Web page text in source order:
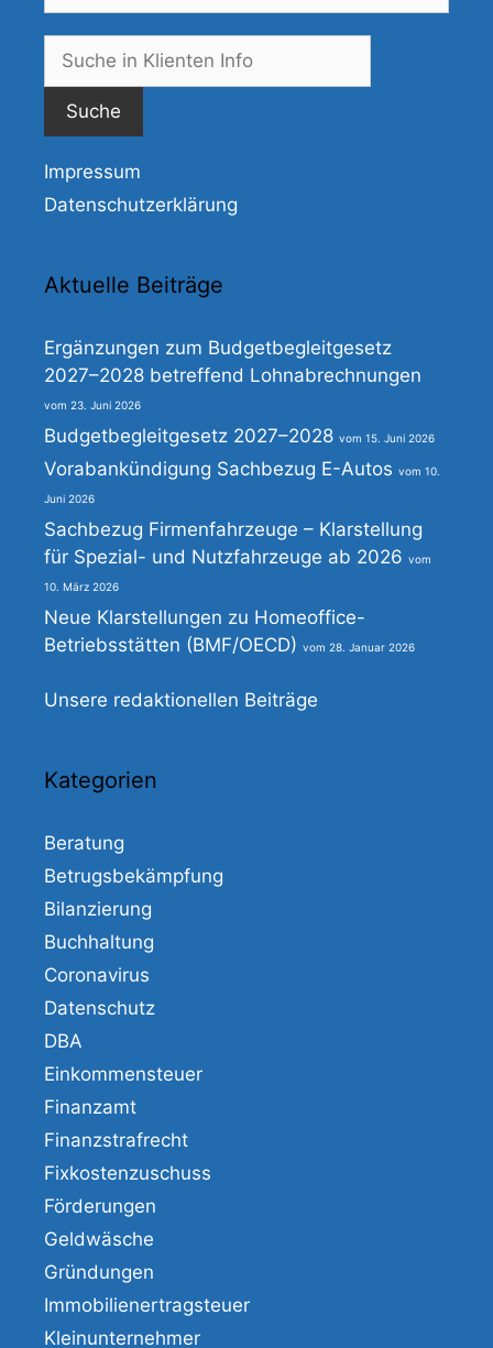
Impressum
Datenschutzerklärung
Aktuelle Beiträge
Ergänzungen zum Budgetbegleitgesetz
2027–2028 betreffend Lohnabrechnungen
23. Juni 2026
Budgetbegleitgesetz 2027–2028 15. Juni 2026
Vorabankündigung Sachbezug E-Autos 10.
Juni 2026
Sachbezug Firmenfahrzeuge – Klarstellung
für Spezial- und Nutzfahrzeuge ab 2026
10. März 2026
Neue Klarstellungen zu Homeoffice-
Betriebsstätten (BMF/OECD)
28. Januar 2026
Unsere redaktionellen Beiträge
Kategorien
Beratung
Betrugsbekämpfung
Bilanzierung
Buchhaltung
Coronavirus
Datenschutz
DBA
Einkommensteuer
Finanzamt
Finanzstrafrecht
Fixkostenzuschuss
Förderungen
Geldwäsche
Gründungen
Immobilienertragsteuer
Kleinunternehmer